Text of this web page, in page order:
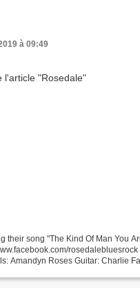
à 09:49
their song "The Kind Of Man You
Amandyn Roses Guitar: Charlie